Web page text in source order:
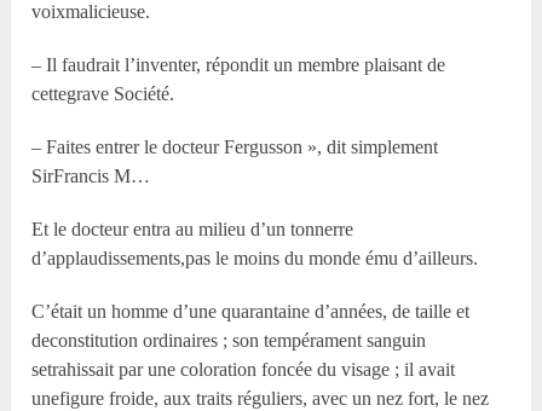
voixmalicieuse.
– Il faudrait l’inventer, répondit un membre plaisant de
cettegrave Société.
– Faites entrer le docteur Fergusson », dit simplement
SirFrancis M…
Et le docteur entra au milieu d’un tonnerre
d’applaudissements,pas le moins du monde ému d’ailleurs.
C’était un homme d’une quarantaine d’années, de taille et
deconstitution ordinaires ; son tempérament sanguin
setrahissait par une coloration foncée du visage ; il avait
unefigure froide, aux traits réguliers, avec un nez fort, le nez